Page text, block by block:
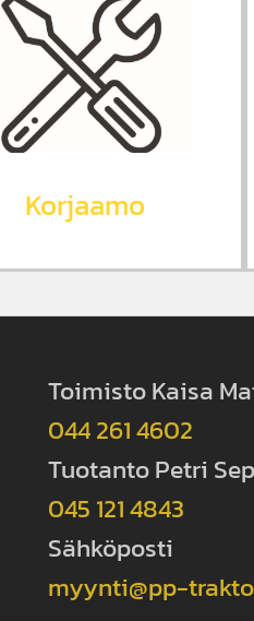
Korjaamo
Toimisto Kaisa
044 261 4602
Tuotanto Petri
045 121 4843
Sähköposti
myynti@pp-